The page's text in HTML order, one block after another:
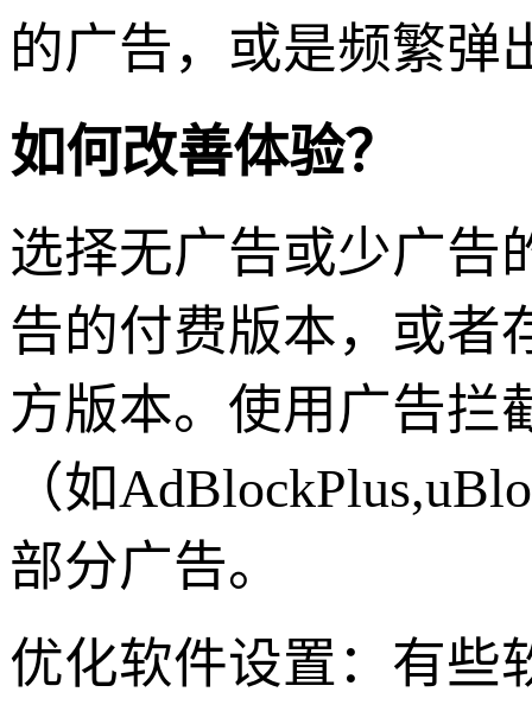
的广告，或是频繁弹
如何改善体验？
选择无广告或少广告
告的付费版本，或者
方版本。使用广告拦
（如
部分广告。
优化软件设置：有些